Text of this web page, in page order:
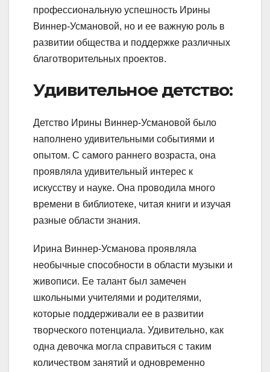
профессиональную успешность Ирины
Виннер-Усмановой, но и ее важную роль в
развитии общества и поддержке различных
благотворительных проектов.
Удивительное детство:
Детство Ирины Виннер-Усмановой было
наполнено удивительными событиями и
опытом. С самого раннего возраста, она
проявляла удивительный интерес к
искусству и науке. Она проводила много
времени в библиотеке, читая книги и изучая
разные области знания.
Ирина Виннер-Усманова проявляла
необычные способности в области музыки и
живописи. Ее талант был замечен
школьными учителями и родителями,
которые поддерживали ее в развитии
творческого потенциала. Удивительно, как
одна девочка могла справиться с таким
количеством занятий и одновременно